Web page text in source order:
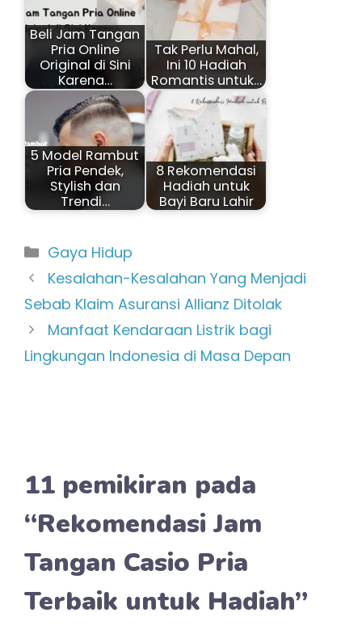
Beli Jam Tangan
Pria Online
Original di Sini
Karena…
Tak Perlu Mahal,
Ini 10 Hadiah
Romantis untuk…
5 Model Rambut
Pria Pendek,
Stylish dan
Trendi…
8 Rekomendasi
Hadiah untuk
Bayi Baru Lahir
Kategori
Gaya Hidup
Kesalahan-Kesalahan Yang Menjadi
Sebab Klaim Asuransi Allianz Ditolak
Manfaat Kendaraan Listrik bagi
Lingkungan Indonesia di Masa Depan
11 pemikiran pada
“Rekomendasi Jam
Tangan Casio Pria
Terbaik untuk Hadiah”